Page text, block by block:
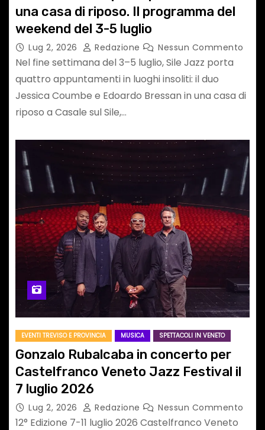
una casa di riposo. Il programma del
weekend del 3-5 luglio
Lug 2, 2026 Redazione Nessun Commento
Nel fine settimana del 3–5 luglio, Sile Jazz porta
quattro appuntamenti in luoghi insoliti: il duo
Jessica Coumbe e Edoardo Bressan in una casa di
riposo a Casale sul Sile,…
EVENTI TREVISO E PROVINCIA MUSICA SPETTACOLI IN VENETO
Gonzalo Rubalcaba in concerto per
Castelfranco Veneto Jazz Festival il
7 luglio 2026
Lug 2, 2026 Redazione Nessun Commento
12° Edizione 7-11 luglio 2026 Castelfranco Veneto